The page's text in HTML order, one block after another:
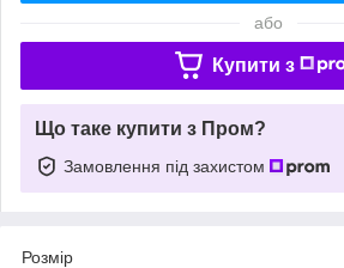
або
Купити з
Що таке купити з Пром?
Замовлення під захистом
Розмір